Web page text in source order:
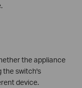
the appliance
the switch's
device.